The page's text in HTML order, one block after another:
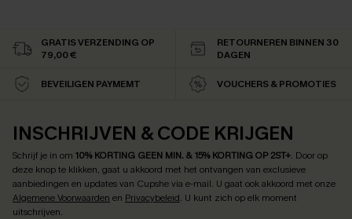
GRATIS VERZENDING OP
79,00 €
RETOURNEREN BINNEN 30
DAGEN
BEVEILIGEN PAYMEMT VOUCHERS & PROMOTIES
INSCHRIJVEN & CODE KRIJGEN
Schrijf je in om 10% KORTING GEEN MIN. & 15% KORTING OP 2ST+. Door op
deze knop te klikken, gaat u akkoord met het ontvangen van exclusieve
aanbiedingen en updates van Cupshe via e-mail. U gaat ook akkoord met onze
Algemene Voorwaarden en Privacybeleid. U kunt zich op elk moment
uitschrijven.